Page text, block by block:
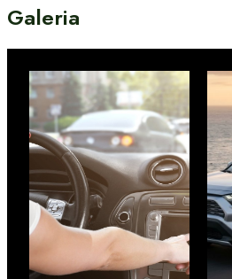
Galeria